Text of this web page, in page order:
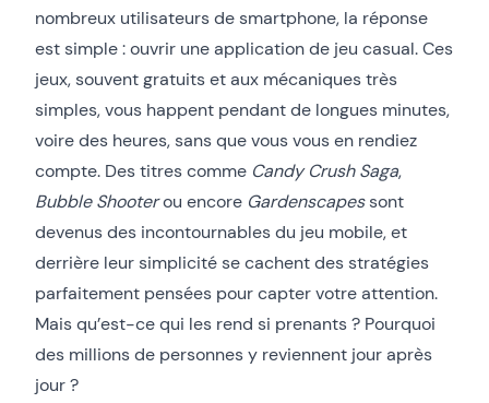
nombreux utilisateurs de smartphone, la réponse
est simple : ouvrir une application de jeu casual. Ces
jeux, souvent gratuits et aux mécaniques très
simples, vous happent pendant de longues minutes,
voire des heures, sans que vous vous en rendiez
compte. Des titres comme Candy Crush Saga,
Bubble Shooterou encore Gardenscapessont
devenus des incontournables du jeu mobile, et
derrière leur simplicité se cachent des stratégies
parfaitement pensées pour capter votre attention.
Mais qu’est-ce qui les rend si prenants ? Pourquoi
des millions de personnes y reviennent jour après
jour ?